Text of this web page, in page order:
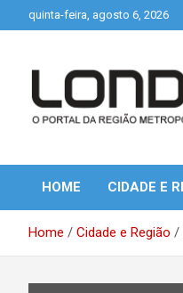
to
quinta-feira, agosto 6, 2026
Londrix
HOME CIDADE E
Home Cidade e Região